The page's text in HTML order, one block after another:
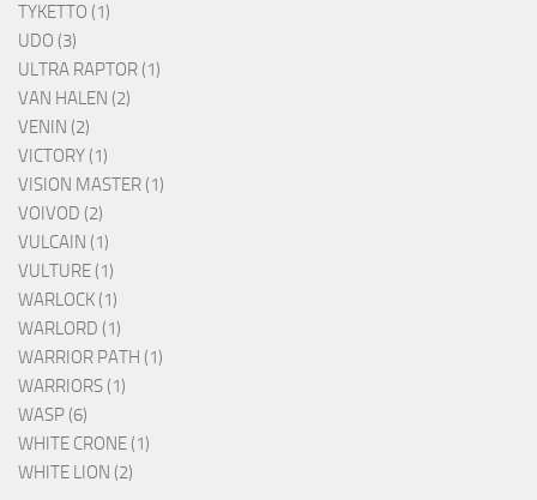
TYKETTO (1)
UDO (3)
ULTRA RAPTOR (1)
VAN HALEN (2)
VENIN (2)
VICTORY (1)
VISION MASTER (1)
VOIVOD (2)
VULCAIN (1)
VULTURE (1)
WARLOCK (1)
WARLORD (1)
WARRIOR PATH (1)
WARRIORS (1)
WASP (6)
WHITE CRONE (1)
WHITE LION (2)